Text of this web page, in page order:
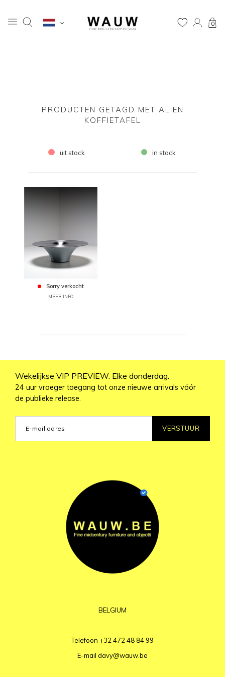
0
PRODUCTEN GETAGD MET ALIEN
KOFFIETAFEL
uit stock in stock
Sorry verkocht
MEER INFO
Wekelijkse VIP PREVIEW. Elke donderdag.
24 uur vroeger toegang tot onze nieuwe arrivals vóór
de publieke release.
VERSTUUR
BELGIUM
Telefoon +32 472 48 84 99
E-mail davy@wauw.be